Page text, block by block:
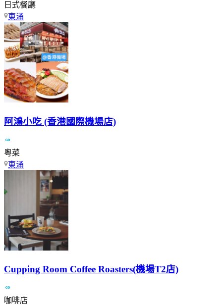
日式餐廳
東涌
阿鴻小吃 (香港國際機場店)
粵菜
東涌
Cupping Room Coffee Roasters(機場T2店)
咖啡店